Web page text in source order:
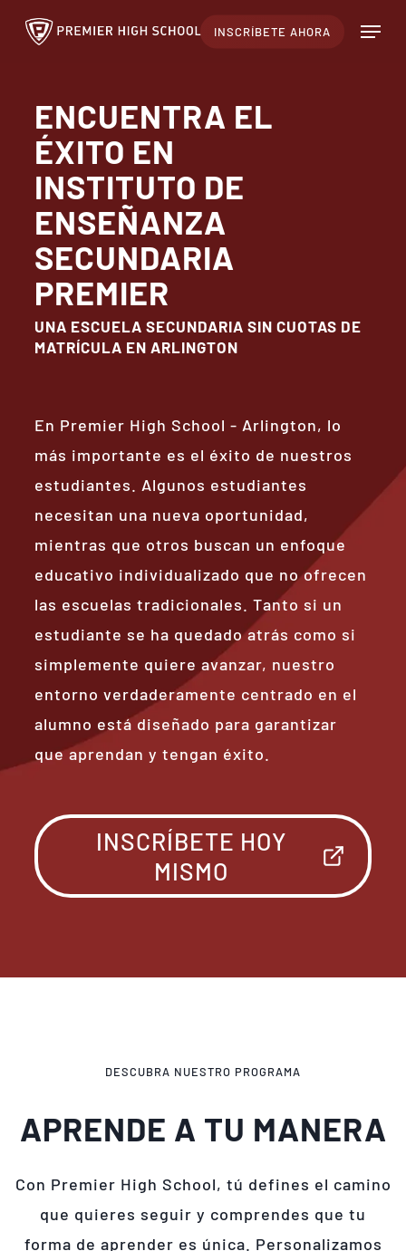
principal
INSCRÍBETE AHORA Menú
ENCUENTRA EL
ÉXITO EN
INSTITUTO DE
ENSEÑANZA
SECUNDARIA
PREMIER
UNA ESCUELA SECUNDARIA SIN CUOTAS DE
MATRÍCULA EN ARLINGTON
En Premier High School - Arlington, lo
más importante es el éxito de nuestros
estudiantes. Algunos estudiantes
necesitan una nueva oportunidad,
mientras que otros buscan un enfoque
educativo individualizado que no ofrecen
las escuelas tradicionales. Tanto si un
estudiante se ha quedado atrás como si
simplemente quiere avanzar, nuestro
entorno verdaderamente centrado en el
alumno está diseñado para garantizar
que aprendan y tengan éxito.
INSCRÍBETE HOY
MISMO
DESCUBRA NUESTRO PROGRAMA
APRENDE A TU MANERA
Con Premier High School, tú defines el camino
que quieres seguir y comprendes que tu
forma de aprender es única. Personalizamos